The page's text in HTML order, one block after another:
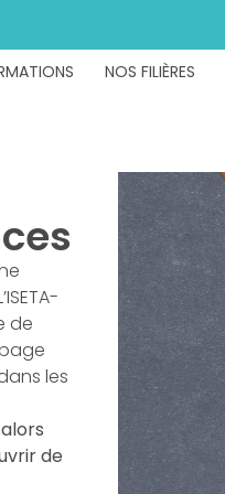
NOS FILIÈRES
de
les
de